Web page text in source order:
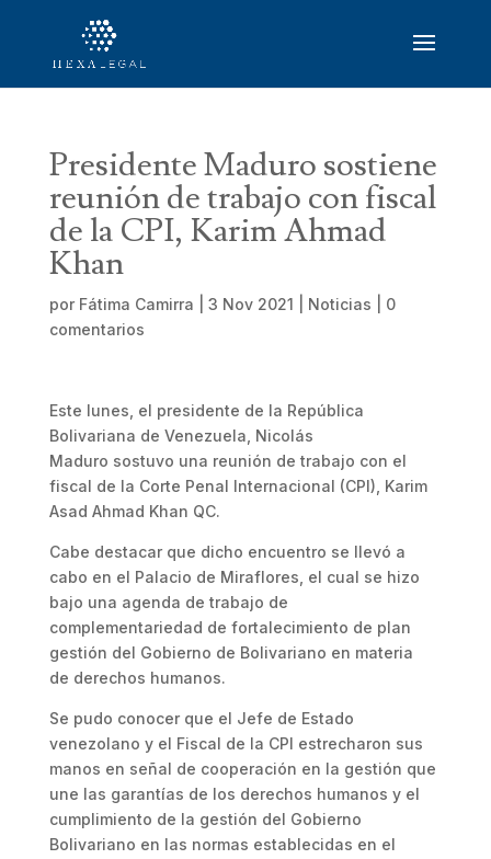
Presidente Maduro sostiene
reunión de trabajo con fiscal
de la CPI, Karim Ahmad
Khan
por Fátima Camirra 3 Nov 2021 Noticias
0
comentarios
Este lunes, el presidente de la República
Bolivariana de Venezuela, Nicolás
Maduro sostuvo una reunión de trabajo con el
fiscal de la Corte Penal Internacional (CPI), Karim
Asad Ahmad Khan QC.
Cabe destacar que dicho encuentro se llevó a
cabo en el Palacio de Miraflores, el cual se hizo
bajo una agenda de trabajo de
complementariedad de fortalecimiento de plan
gestión del Gobierno de Bolivariano en materia
de derechos humanos.
Se pudo conocer que el Jefe de Estado
venezolano y el Fiscal de la CPI estrecharon sus
manos en señal de cooperación en la gestión que
une las garantías de los derechos humanos y el
cumplimiento de la gestión del Gobierno
Bolivariano en las normas establecidas en el